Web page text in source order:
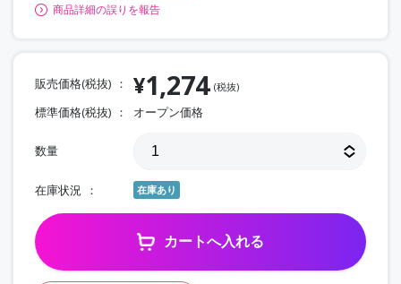
商品詳細の誤りを報告
販売価格(税抜) ¥1,274 (税抜)
標準価格(税抜) オープン価格
数量
在庫状況 在庫あり
カートへ入れる